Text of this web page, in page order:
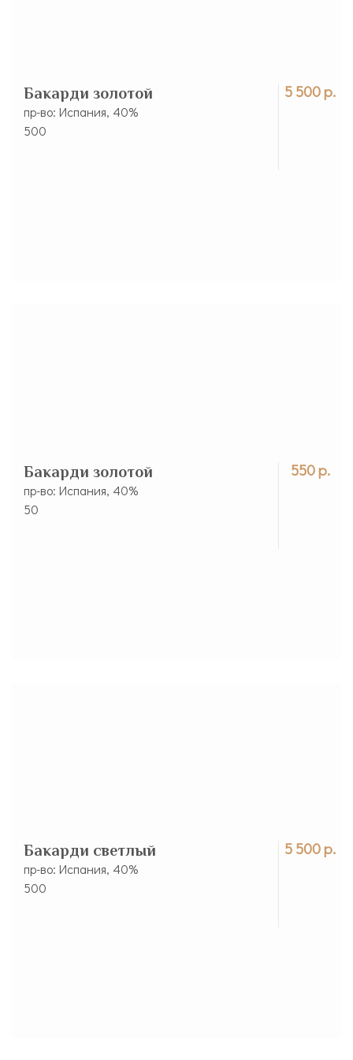
5 500 р.
Бакарди золотой
пр-во: Испания, 40%
500
550 р.
Бакарди золотой
пр-во: Испания, 40%
50
5 500 р.
Бакарди светлый
пр-во: Испания, 40%
500